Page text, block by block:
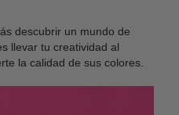
descubrir un mundo de
llevar tu creatividad al
la calidad de sus colores.